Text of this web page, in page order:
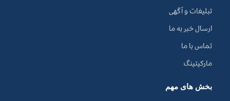
تبلیغات و آگهی
ارسال خبر به ما
تماس با ما
مارکیتینگ
بخش های مهم